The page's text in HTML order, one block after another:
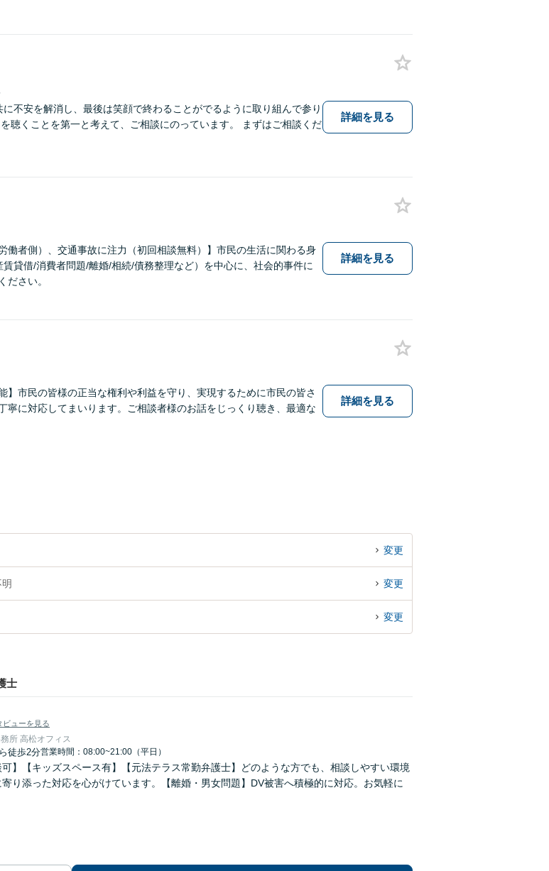
に不安を解消し、最後は笑顔で終わることがでるように取り組んで参り
聴くことを第一と考えて、ご相談にのっています。 まずはご相談くだ
詳細を見る
働者側）、交通事故に注力（初回相談無料）】市民の生活に関わる身
貸借/消費者問題/離婚/相続/債務整理など）を中心に、社会的事件に
ださい。
詳細を見る
】市民の皆様の正当な権利や利益を守り、実現するために市民の皆さ
寧に対応してまいります。ご相談者様のお話をじっくり聴き、最適な
詳細を見る
変更
変更
変更
士
ビューを見る
弁護士法人山本・坪井綜合法律事務所 高松オフィス
徒歩2分営業時間：08:00~21:00（平日）
可】【キッズスペース有】【元法テラス常勤弁護士】どのような方でも、相談しやすい環境
り添った対応を心がけています。【離婚・男女問題】DV被害へ積極的に対応。お気軽に